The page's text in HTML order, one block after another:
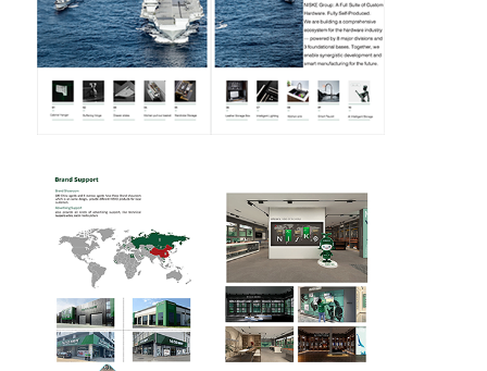
कटलरी ट्रे
कैबिनेट एलईडी लाइट
रसोई कचरा डिब्बा
चावल का कंटेनर